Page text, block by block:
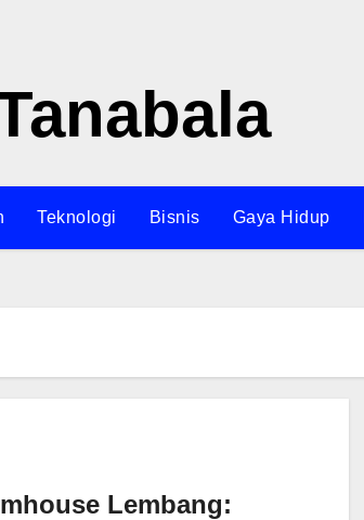
Teknologi Bisnis Gaya Hidup
Lembang: